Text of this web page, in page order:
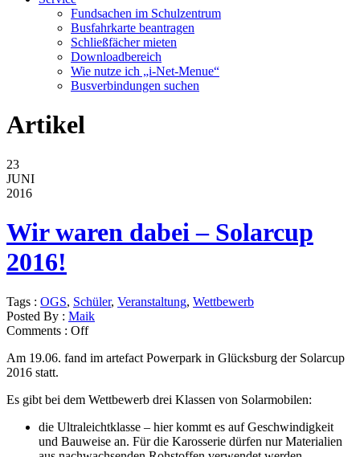
Fundsachen im Schulzentrum
Busfahrkarte beantragen
Schließfächer mieten
Downloadbereich
Wie nutze ich „i-Net-Menue“
Busverbindungen suchen
Artikel
23
JUNI
2016
Wir waren dabei – Solarcup
2016!
Tags : OGS, Schüler, Veranstaltung, Wettbewerb
Posted By : Maik
Comments : Off
Am 19.06. fand im artefact Powerpark in Glücksburg der Solarcup
2016 statt.
Es gibt bei dem Wettbewerb drei Klassen von Solarmobilen:
die Ultraleichtklasse – hier kommt es auf Geschwindigkeit
und Bauweise an. Für die Karosserie dürfen nur Materialien